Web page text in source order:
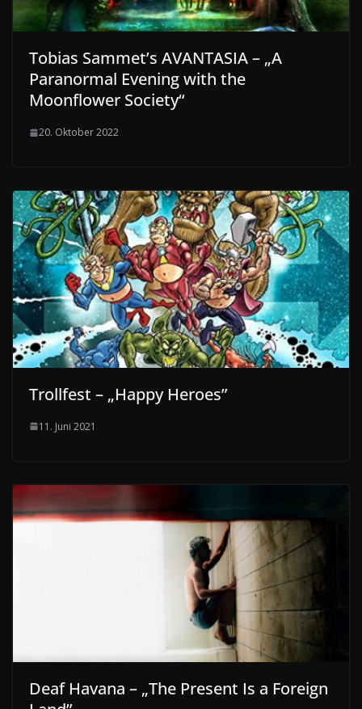
Tobias Sammet’s AVANTASIA – „A
Paranormal Evening with the
Moonflower Society“
20. Oktober 2022
Trollfest – „Happy Heroes”
11. Juni 2021
Deaf Havana – „The Present Is a Foreign